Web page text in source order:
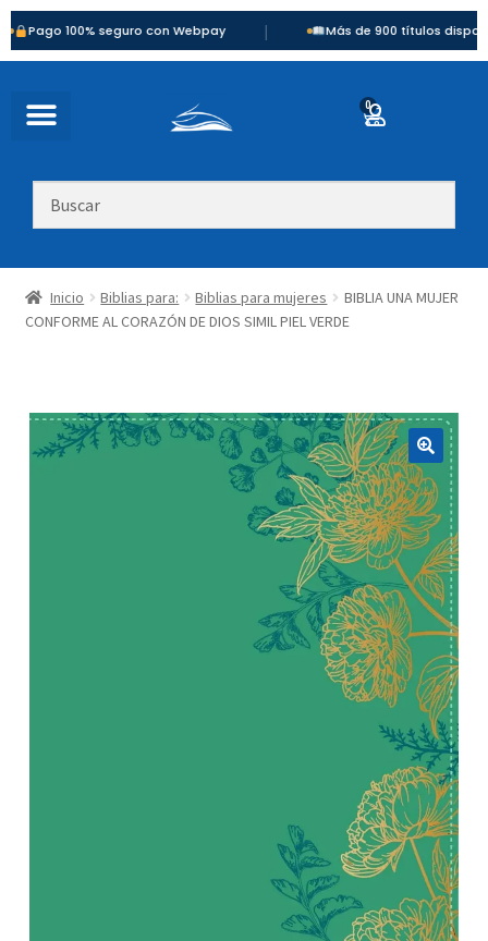
seguro con Webpay | Más de 900 títulos disponibles
0
Inicio Biblias para: Biblias para mujeres
BIBLIA UNA MUJER
CONFORME AL CORAZÓN DE DIOS SIMIL PIEL VERDE